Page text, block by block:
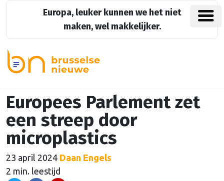
Europa, leuker kunnen we het niet
maken, wel makkelijker.
Europees Parlement zet
een streep door
microplastics
23 april 2024 Daan Engels
2 min. leestijd